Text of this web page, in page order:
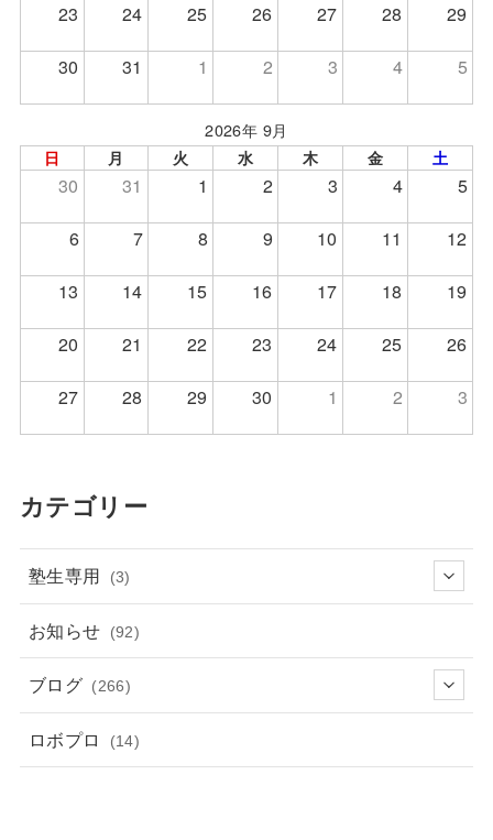
23 24 25 26 27 28 29
30 31 1 2 3 4 5
2026年 9月
日 月 火 水 木 金 土
30 31 1 2 3 4 5
6 7 8 9 10 11 12
13 14 15 16 17 18 19
20 21 22 23 24 25 26
27 28 29 30 1 2 3
カテゴリー
塾生専用 (3)
お知らせ (92)
ブログ (266)
ロボプロ (14)